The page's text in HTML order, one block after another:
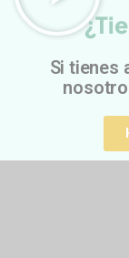
Si tienes